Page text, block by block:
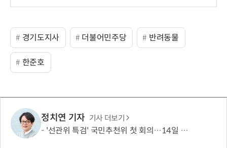
보
경기도지사 더불어민주당 반려동물
한준호
정치연 기자 기사 더보기
'선관위 특검' 국민추천위 첫 회의…14일 최종 후보 2인 선출